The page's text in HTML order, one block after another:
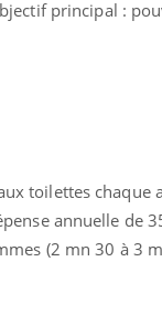
principal :
toilettes chaque
annuelle de
(2 mn 30 à 3